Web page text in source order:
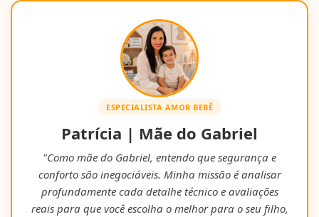
ESPECIALISTA AMOR BEBÊ
Patrícia | Mãe do Gabriel
"Como mãe do Gabriel, entendo que segurança e
conforto são inegociáveis. Minha missão é analisar
profundamente cada detalhe técnico e avaliações
reais para que você escolha o melhor para o seu filho,